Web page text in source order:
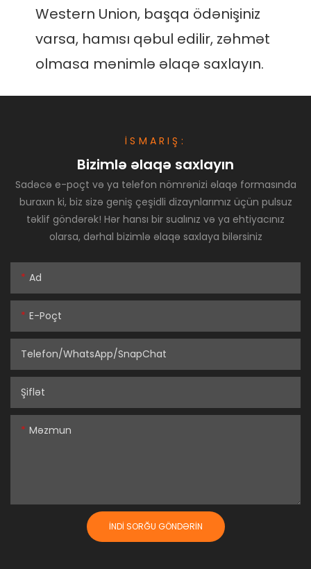
Western Union, başqa ödənişiniz
varsa, hamısı qəbul edilir, zəhmət
İSMARIŞ:
Bizimlə əlaqə saxlayın
Sadəcə e-poçt və ya telefon nömrənizi əlaqə formasında
buraxın ki, biz sizə geniş çeşidli dizaynlarımız üçün pulsuz
təklif göndərək! Hər hansı bir sualınız və ya ehtiyacınız
olarsa, dərhal bizimlə əlaqə saxlaya bilərsiniz
Ad
E-Poçt
Telefon/WhatsApp/SnapChat
Şiflət
Məzmun
İNDI SORĞU GÖNDƏRIN